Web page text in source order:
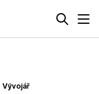
Vývojář